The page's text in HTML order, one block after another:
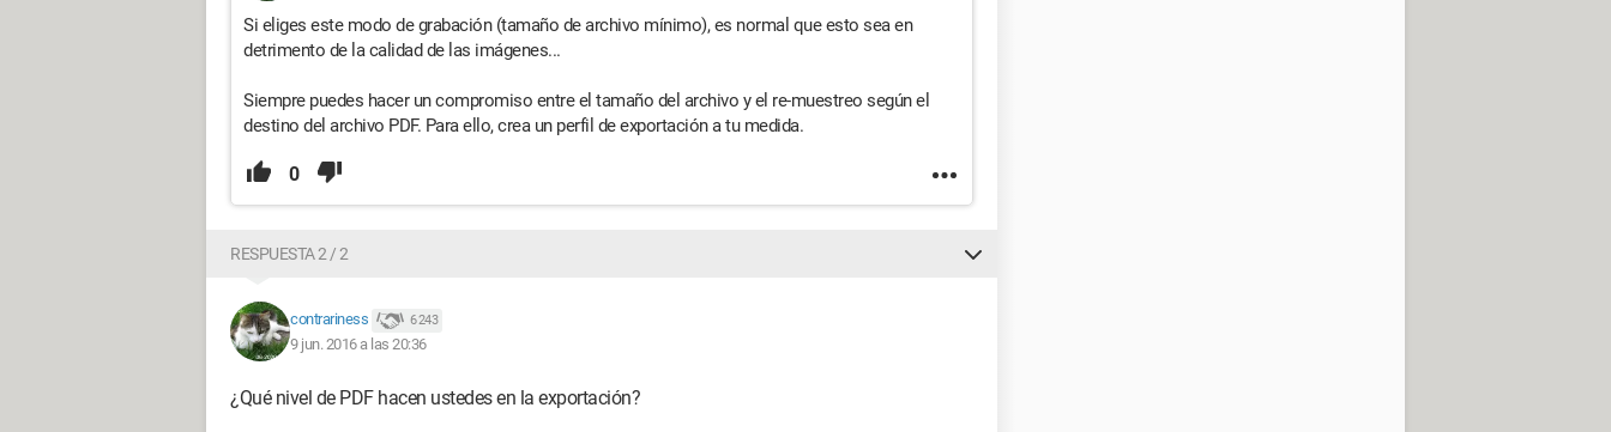
Si eliges este modo de grabación (tamaño de archivo mínimo), es normal que esto sea en
detrimento de la calidad de las imágenes...
Siempre puedes hacer un compromiso entre el tamaño del archivo y el re-muestreo según el
destino del archivo PDF. Para ello, crea un perfil de exportación a tu medida.
0
RESPUESTA 2 / 2
contrariness 6 243
9 jun. 2016 a las 20:36
¿Qué nivel de PDF hacen ustedes en la exportación?